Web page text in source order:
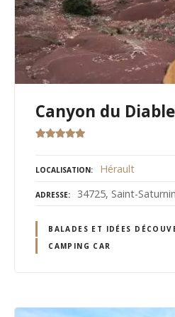
Canyon du Diable
LOCALISATION Hérault
ADRESSE 34725, Saint-
BALADES ET IDÉES
CAMPING CAR